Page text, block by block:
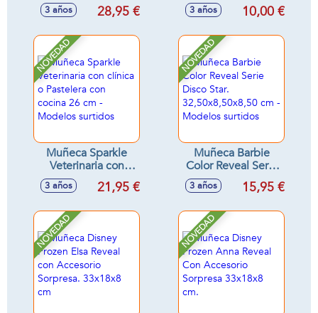
3 años 28,95 € 3 años 10,00 €
NOVEDAD
Muñeca Sparkle
Veterinaria con
clínica o Pastelera
con cocina 26 cm -
3 años 21,95 €
NOVEDAD
Muñeca Barbie
Color Reveal Serie
Disco Star.
32,50x8,50x8,50
surtidos
3 años 15,95 €
NOVEDAD NOVEDAD